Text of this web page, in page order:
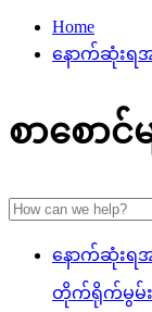
Home
နောက်ဆုံးရ
စာစောင်မ
နောက်ဆုံးရ
တိုက်ရိုက်မွမ်းမံ